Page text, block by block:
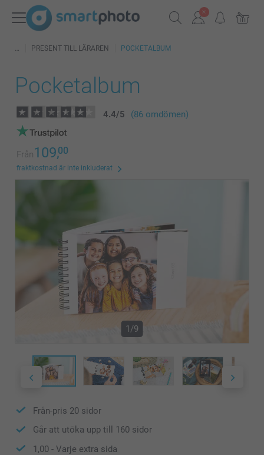
PRESENT TILL LÄRAREN POCKETALBUM
Pocketalbum
4.4/5 (86 omdömen)
Från109,00
fraktkostnad är inte inkluderat
1/9
Från-pris 20 sidor
Går att utöka upp till 160 sidor
1,00 - Varje extra sida